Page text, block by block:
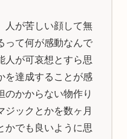
人が苦しい顔して無
って何が感動なんで
人が可哀想とすら思
を達成することが感
のかからない物作り
ジックとかを数ヶ月
かでも良いように思